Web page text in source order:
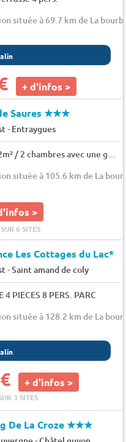
située à 69.7 km de La
+ d'infos >
Saures★★★
- Entraygues
située à 105.6 km de La
>
6 SITES
Les Cottages du Lac*
-Saint amand de coly
4 PIECES 8 PERS. PARC
située à 128.2 km de La
+ d'infos >
3 SITES
De La Croze★★★